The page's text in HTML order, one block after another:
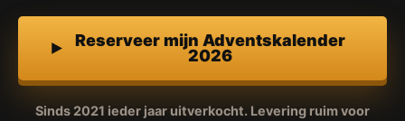
Reserveer mijn Adventskalender
2026
Sinds 2021 ieder jaar uitverkocht. Levering ruim voor